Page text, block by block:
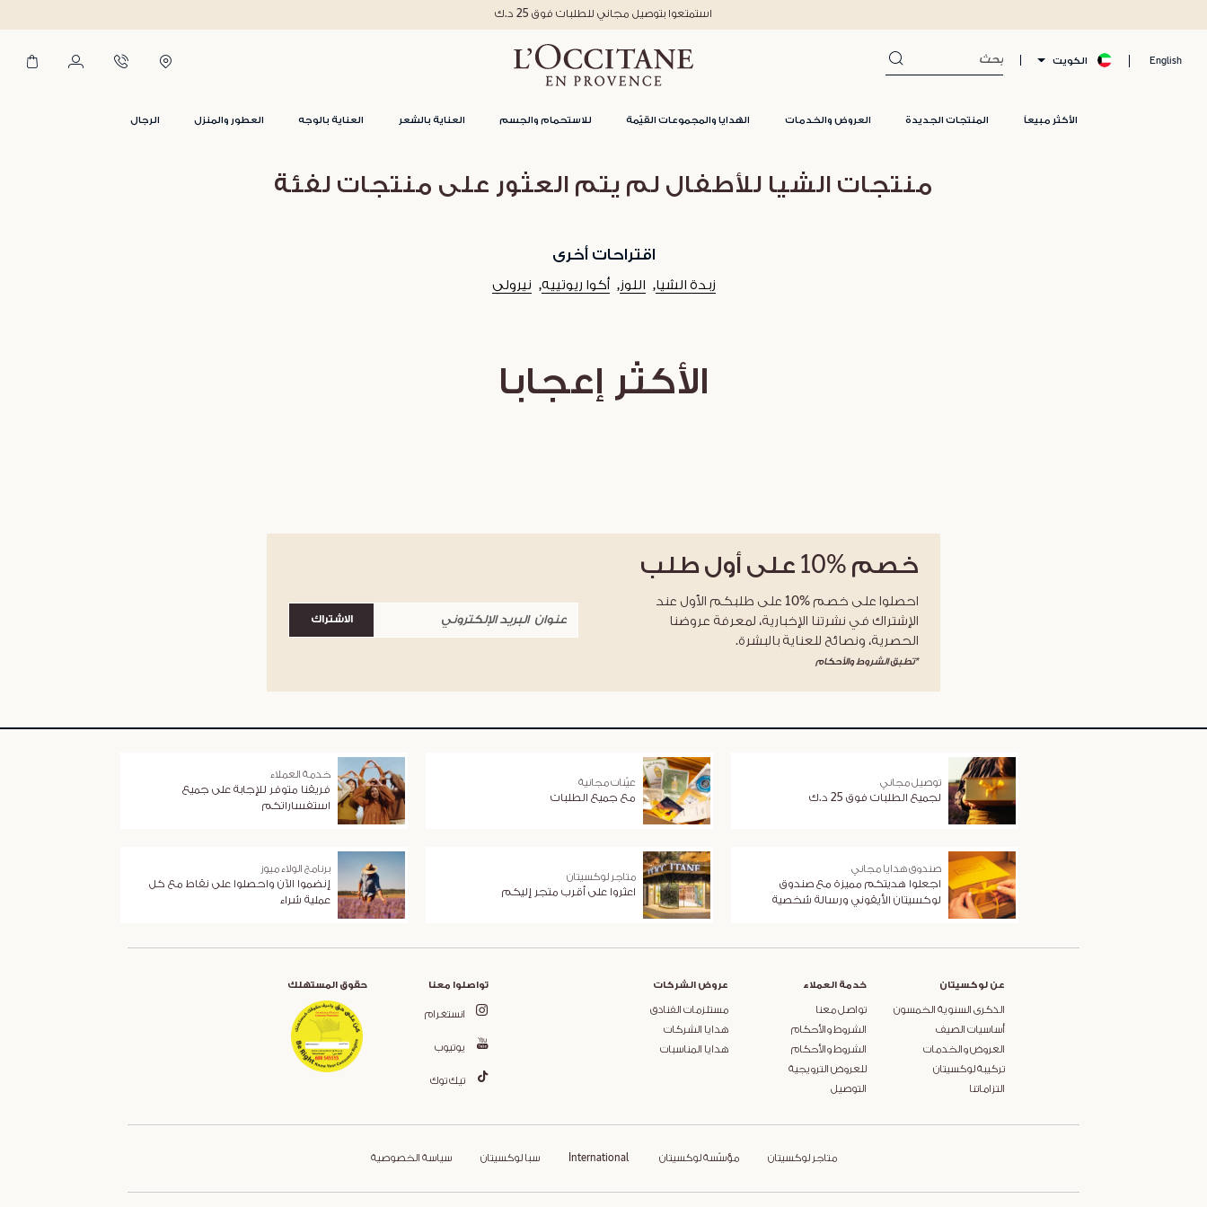
English الكويت
الأكثر مبيعاً المنتجات الجديدة العروض والخدمات الهدايا والمجموعات القيّمة للاستحمام والجسم العناية بالشعر العناية بالوجه العطور والمنزل الرجال
استمتعوا بتوصيل مجاني للطلبات فوق 25 د.ك
منتجات الشيا للأطفال لم يتم العثور على منتجات لفئة
اقتراحات أخرى
زبدة الشيا اللوز أكوا ريوتييه نيرولي
الأكثر إعجابا
خصم %10 على أول طلب
احصلوا على خصم %10 على طلبكم الأول عند
الإشتراك في نشرتنا الإخبارية، لمعرفة عروضنا
الحصرية، ونصائح للعناية بالبشرة.
*تطبق الشروط والأحكام
الاشتراك
توصيل مجاني
لجميع الطلبات فوق 25 د.ك
عيّنات مجانية
مع جميع الطلبات
خدمة العملاء
فريقنا متوفر للإجابة على جميع
استفساراتكم
صندوق هدايا مجاني
اجعلوا هديتكم مميزة مع صندوق
لوكسيتان الأيقوني ورسالة شخصية
متاجر لوكسيتان
اعثروا على أقرب متجر إليكم
برنامج الولاء ميوز
إنضموا الآن واحصلوا على نقاط مع كل
عملية شراء
عن لوكسيتان
الذكرى السنوية الخمسون
أساسيات الصيف
العروض والخدمات
تركيبة لوكسيتان
التزاماتنا
خدمة العملاء
تواصل معنا
الشروط والأحكام
الشروط والأحكام
للعروض الترويجية
التوصيل
عروض الشركات
مستلزمات الفنادق
هدايا الشركات
هدايا المناسبات
تواصلوا معنا
انستغرام
يوتيوب
تيك توك
حقوق المستهلك
متاجر لوكسيتان مؤسّسة لوكسيتان International سبا لوكسيتان سياسة الخصوصية